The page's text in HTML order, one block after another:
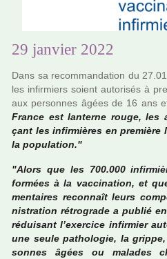
29 janvier 2022
Dans sa recom­man­da­tion du
les infir­miers soient auto­ri­sés à
aux per­son­nes âgées de 16 ans
France est lan­terne rouge,
çant les infir­miè­res en
la popu­la­tion."
"Alors que les 700.000
for­mées à la vac­ci­na­tion, et
men­tai­res reconnaît leurs
nis­tra­tion rétro­grade a publié
rédui­­sant l’exer­­cice infir­­mier
une seule patho­lo­gie, la
son­­nes âgées ou mala­­des